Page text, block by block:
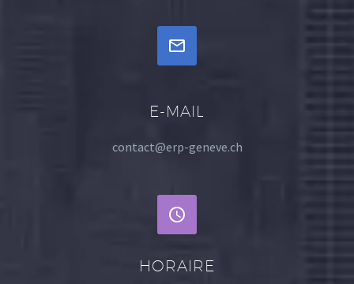


E-MAIL
contact@erp-geneve.ch


HORAIRE